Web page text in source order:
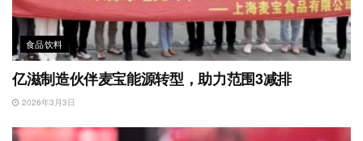
食品饮料
亿滋制造伙伴麦宝能源转型，助力范围3减排
2026年3月3日